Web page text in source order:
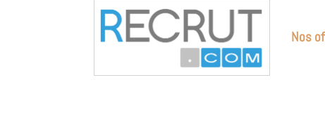
Nos